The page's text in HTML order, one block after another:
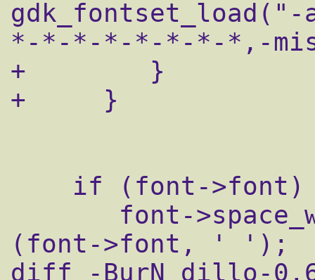
*-*-*-*-*-*-*-*,-
+        }
+     }
(font->font, ' ');
diff -BurN dillo-